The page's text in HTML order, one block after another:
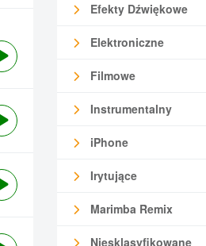
Efekty Dźwiękowe
Elektroniczne
Filmowe
Instrumentalny
iPhone
Irytujące
Marimba Remix
Niesklasyfikowane